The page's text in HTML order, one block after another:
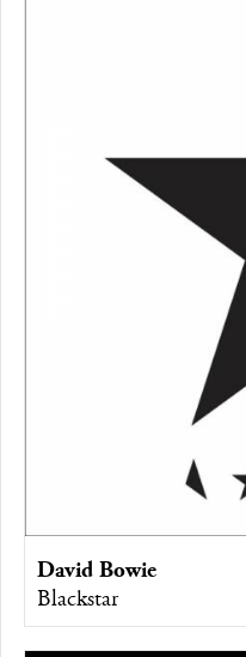
David Bowie
Blackstar